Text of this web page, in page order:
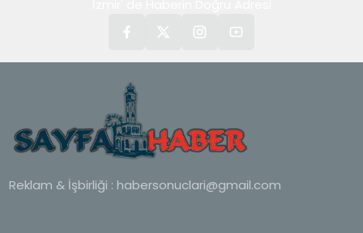
Reklam & İşbirliği : habersonuclari@gmail.com